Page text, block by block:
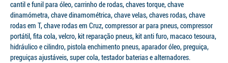
cantil e funil para óleo, carrinho de rodas, chaves torque, chave
dinamómetra, chave dinamométrica, chave velas, chaves rodas, chave
rodas em T, chave rodas em Cruz, compressor ar para pneus, compressor
portátil, fita cola, velcro, kit reparação pneus, kit anti furo, macaco tesoura,
hidráulico e cilindro, pistola enchimento pneus, aparador óleo, preguiça,
preguiças ajustáveis, super cola, testador baterias e alternadores.
Continuar a comprar
Ir para o carrinho